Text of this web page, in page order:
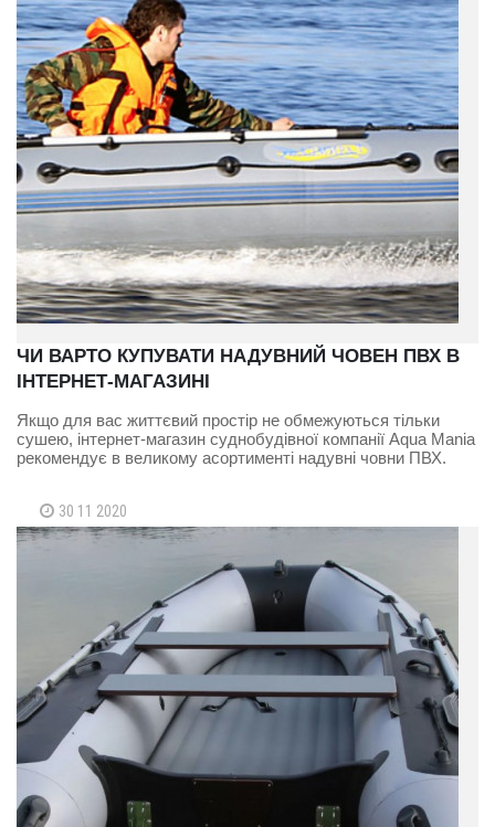
ЧИ ВАРТО КУПУВАТИ НАДУВНИЙ ЧОВЕН ПВХ В
ІНТЕРНЕТ-МАГАЗИНІ
Якщо для вас життєвий простір не обмежуються тільки
сушею, інтернет-магазин суднобудівної компанії Aqua Mania
рекомендує в великому асортименті надувні човни ПВХ.
30 11 2020